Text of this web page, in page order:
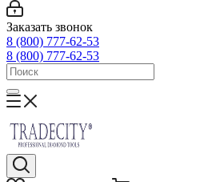
Заказать звонок
8 (800) 777-62-53
8 (800) 777-62-53